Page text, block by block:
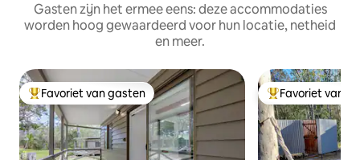
Gasten zijn het ermee eens: deze accommodaties
worden hoog gewaardeerd voor hun locatie, netheid
en meer.
Topfavoriet van gasten
Favoriet van gasten Topfavoriet van
Favoriet van